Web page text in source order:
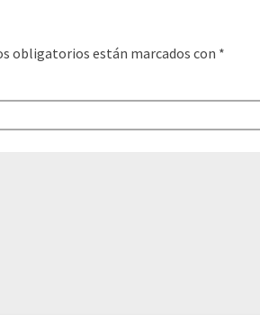
obligatorios están marcados con *